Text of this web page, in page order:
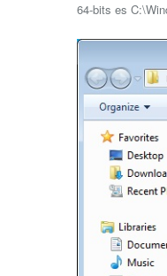
64-bits es